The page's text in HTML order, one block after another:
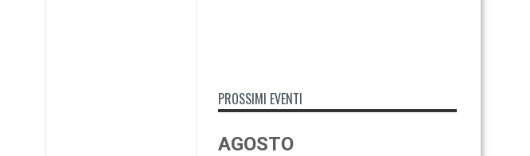
PROSSIMI EVENTI
AGOSTO